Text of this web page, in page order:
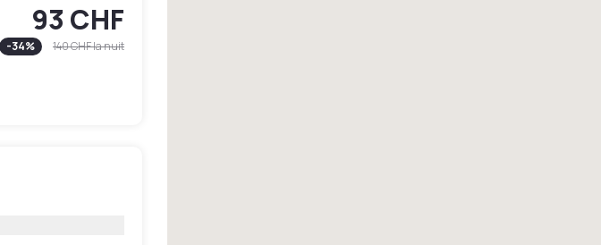
93 CHF
-34% 140 CHFla nuit